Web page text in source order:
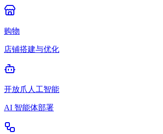
购物
店铺搭建与优化
开放爪人工智能
AI 智能体部署